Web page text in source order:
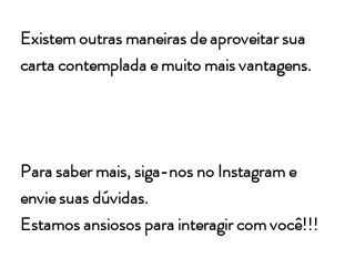
Existem outras maneiras de aproveitar sua
carta contemplada e muito mais vantagens.
Para saber mais, siga-nos no Instagram e
envie suas dúvidas.
Estamos ansiosos para interagir com você!!!